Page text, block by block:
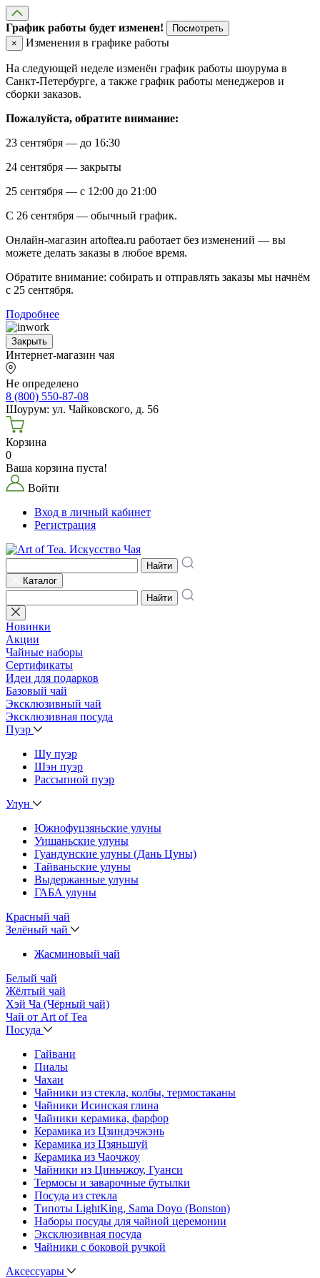
График работы будет изменен!
Посмотреть
×
Изменения в графике работы
На следующей неделе изменён график работы шоурума в
Санкт-Петербурге, а также график работы менеджеров и
сборки заказов.
Пожалуйста, обратите внимание:
23 сентября — до 16:30
24 сентября — закрыты
25 сентября — с 12:00 до 21:00
С 26 сентября — обычный график.
Онлайн-магазин artoftea.ru работает без изменений — вы
можете делать заказы в любое время.
Обратите внимание: собирать и отправлять заказы мы начнём
с 25 сентября.
Подробнее
Закрыть
Интернет-магазин чая
Не определено
8 (800) 550-87-08
Шоурум: ул. Чайковского, д. 56
Корзина
0
Ваша корзина пуста!
Войти
Вход в личный кабинет
Регистрация
Найти
Каталог
Найти
Новинки
Акции
Чайные наборы
Сертификаты
Идеи для подарков
Базовый чай
Эксклюзивный чай
Эксклюзивная посуда
Пуэр
Шу пуэр
Шэн пуэр
Рассыпной пуэр
Улун
Южнофуцзяньские улуны
Уишаньские улуны
Гуандунские улуны (Дань Цуны)
Тайваньские улуны
Выдержанные улуны
ГАБА улуны
Красный чай
Зелёный чай
Жасминовый чай
Белый чай
Жёлтый чай
Хэй Ча (Чёрный чай)
Чай от Art of Tea
Посуда
Гайвани
Пиалы
Чахаи
Чайники из стекла, колбы, термостаканы
Чайники Исинская глина
Чайники керамика, фарфор
Керамика из Цзиндэчжэнь
Керамика из Цзяньшуй
Керамика из Чаочжоу
Чайники из Циньчжоу, Гуанси
Термосы и заварочные бутылки
Посуда из стекла
Типоты LightKing, Sama Doyo (Bonston)
Наборы посуды для чайной церемонии
Эксклюзивная посуда
Чайники с боковой ручкой
Аксессуары